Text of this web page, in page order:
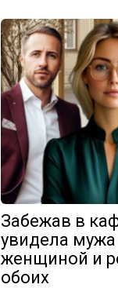
Забежав в
увидела мужа
женщиной и
обоих